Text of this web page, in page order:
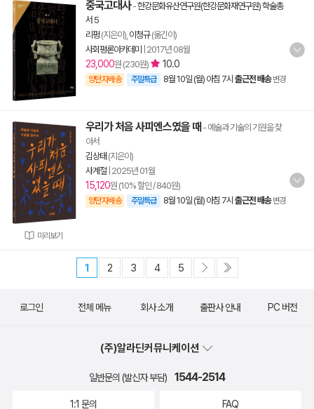
중국고대사-한강문화유산연구원(한강문화재연구원) 학술총
서 5
리펑(지은이), 이청규(옮긴이)
사회평론아카데미
2017년 08월
23,000원 (230원) 10.0
양탄자배송 주말특급 8월 10일 (월) 아침 7시 출근전 배송 변경
미리보기
우리가 처음 사피엔스였을 때 - 예술과 기술의 기원을 찾
아서
김상태 (지은이)
사계절 2025년 01월
15,120원 (10% 할인 / 840원)
양탄자배송 주말특급 8월 10일 (월) 아침 7시 출근전 배송 변경
1 2 3 4 5
로그인 전체 메뉴 회사 소개 출판사 안내 PC 버전
(주)알라딘커뮤니케이션
일반문의 (발신자 부담) 1544-2514
1:1 문의 FAQ